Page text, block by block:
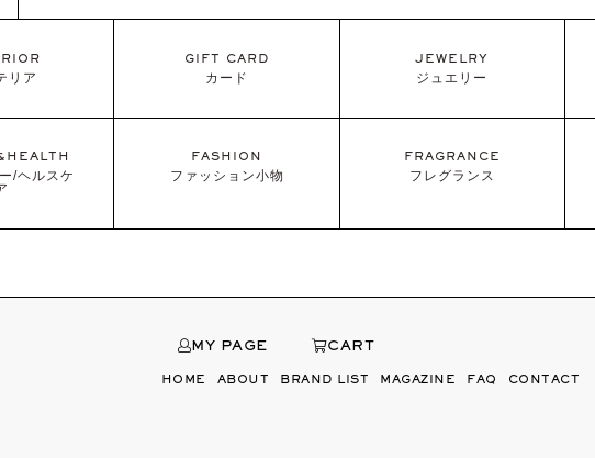
リア
GIFT CARD
カード
JEWELRY
ジュエリー
/ヘルスケ
FASHION
ファッション小物
FRAGRANCE
フレグランス
MY PAGE CART
HOME ABOUT BRAND LIST MAGAZINE FAQ CONTACT